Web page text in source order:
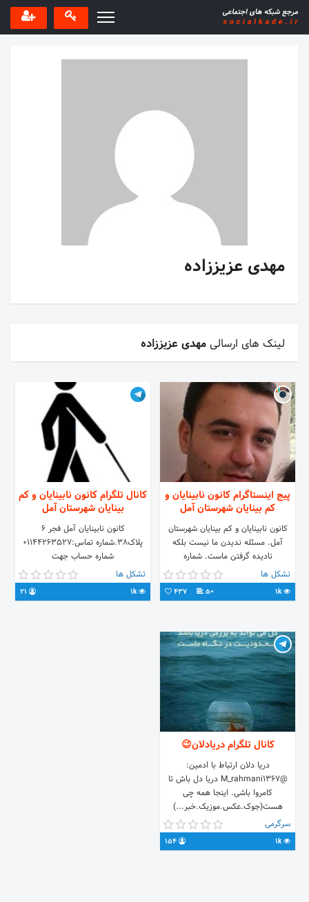
مهدی عزیززاده
لینک های ارسالیمهدی عزیززاده
پیج اینستاگرام کانون نابینایان و
کم بینایان شهرستان آمل
کانون نابینایان و کم بینایان شهرستان
آمل. مسئله ندیدن ما نیست بلکه
نادیده گرفتن ماست. شماره
تماس:09101011175 شماره کارت جهت
مساعدت:6104337684189499
تشکل ها
1k
50
437
کانال تلگرام کانون نابینایان و کم
بینایان شهرستان آمل
کانون نابینایان آمل فجر ۶
پلاک۳۸.شماره تماس:۰۱۱۴۴۲۶۳۵۲۷
شماره حساب جهت
همیاری:۴۳۲۰۵۴۶۳۲۸ شماره
کارت:.۶۱۰۴۴۳۳۷۶۸۴۱۸۹۴۹۹ مارا به
جرم ندیدن ٬ نادیده نگیرید...
تشکل ها
1k
کانال تلگرام دریادلان😉
دریا دلان ارتباط با ادمین:
@M_rahmani1367 دریا دل باش تا
کامروا باشی. اینجا همه چی
هست(جوک.عکس.موزیک.خبر...)
خلاصه همه چیز میبینی اینجا.
مواظبباش از خنده خودتو خراب نکنی.
دوستات هم بگو بیان دور هم بخندیم.
سرگرمی
1k